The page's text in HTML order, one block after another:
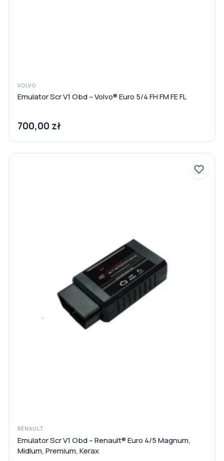
VOLVO
Emulator Scr V1 Obd – Volvo® Euro 5/4 FH FM FE FL
700,00 zł
RENAULT
Emulator Scr V1 Obd – Renault® Euro 4/5 Magnum,
Midlum, Premium, Kerax